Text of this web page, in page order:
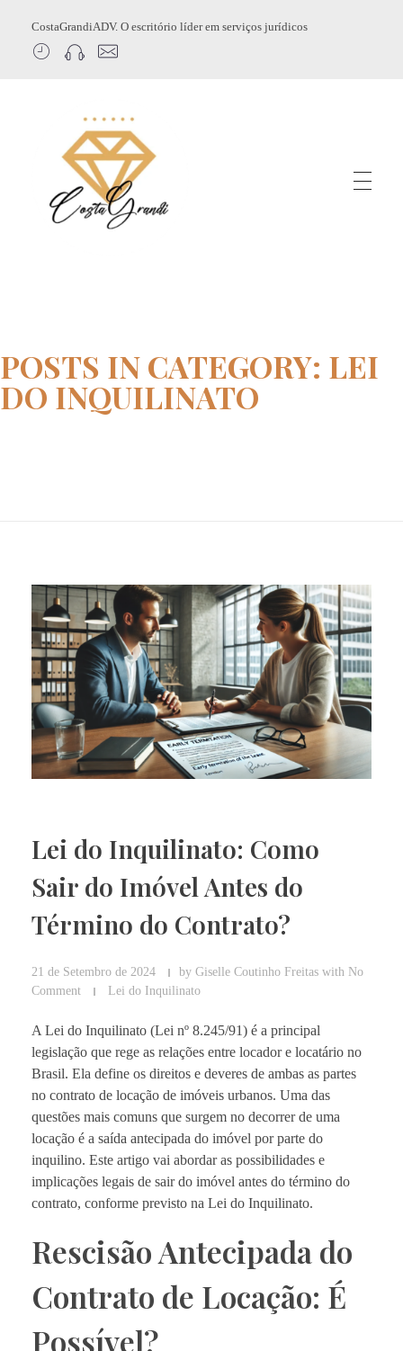
CostaGrandiADV. O escritório líder em serviços jurídicos
POSTS IN CATEGORY: LEI
DO INQUILINATO
Lei do Inquilinato: Como
Sair do Imóvel Antes do
Término do Contrato?
21 de Setembro de 2024 by Giselle Coutinho Freitas with No
Comment
Lei do Inquilinato
A Lei do Inquilinato (Lei nº 8.245/91) é a principal
legislação que rege as relações entre locador e locatário no
Brasil. Ela define os direitos e deveres de ambas as partes
no contrato de locação de imóveis urbanos. Uma das
questões mais comuns que surgem no decorrer de uma
locação é a saída antecipada do imóvel por parte do
inquilino. Este artigo vai abordar as possibilidades e
implicações legais de sair do imóvel antes do término do
contrato, conforme previsto na Lei do Inquilinato.
Rescisão Antecipada do
Contrato de Locação: É
Possível?